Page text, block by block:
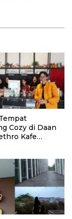
Cozy di Daan
Kafe